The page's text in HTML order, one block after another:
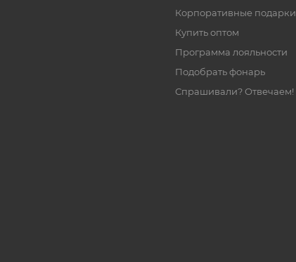
Корпоративные подарки
Купить оптом
Программа лояльности
Подобрать фонарь
Спрашивали? Отвечаем!